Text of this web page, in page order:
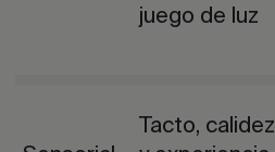
juego de luz
Tacto, calidez